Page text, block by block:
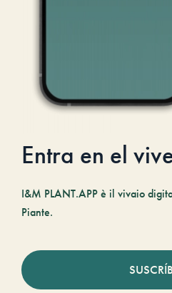
Entra en el
I&M PLANT.APP è il vivaio
Piante.